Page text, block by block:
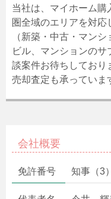
当社は、マイホーム購
圏全域のエリアを対応
（新築・中古・マンシ
ビル、マンションの
談案件お待ちしており
売却査定も承っていま
会社概要
免許番号 知事（3